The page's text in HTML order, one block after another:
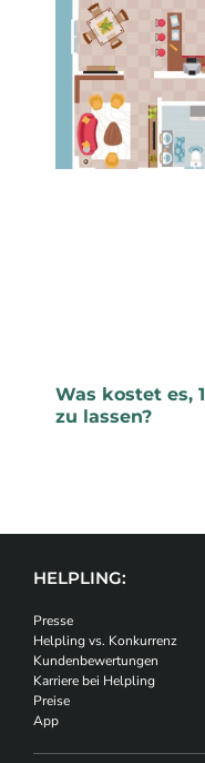
Was kostet es,
zu lassen?
HELPLING:
Presse
Helpling vs. Konkurrenz
Kundenbewertungen
Karriere bei Helpling
Preise
App